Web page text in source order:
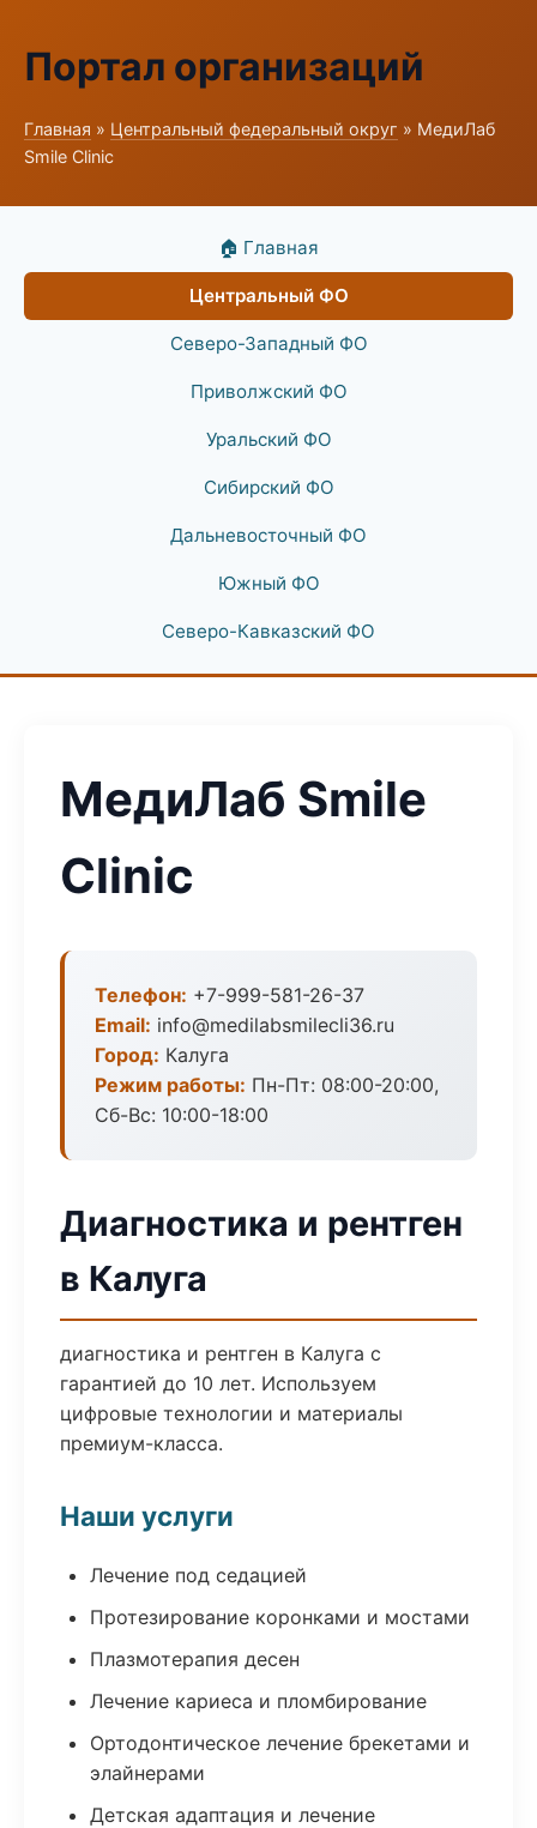
Портал организаций
Главная » Центральный федеральный округ » МедиЛаб
Smile Clinic
🏠 Главная
Центральный ФО
Северо-Западный ФО
Приволжский ФО
Уральский ФО
Сибирский ФО
Дальневосточный ФО
Южный ФО
Северо-Кавказский ФО
МедиЛаб Smile
Clinic
Телефон: +7-999-581-26-37
Email: info@medilabsmilecli36.ru
Город: Калуга
Режим работы: Пн-Пт: 08:00-20:00,
Сб-Вс: 10:00-18:00
Диагностика и рентген
в Калуга
диагностика и рентген в Калуга с
гарантией до 10 лет. Используем
цифровые технологии и материалы
премиум-класса.
Наши услуги
Лечение под седацией
Протезирование коронками и мостами
Плазмотерапия десен
Лечение кариеса и пломбирование
Ортодонтическое лечение брекетами и
элайнерами
Детская адаптация и лечение